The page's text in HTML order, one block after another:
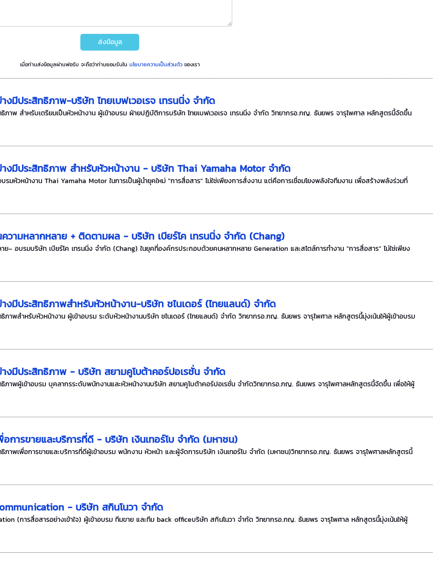
ส่งข้อมูล
เมื่อท่านส่งข้อมูลผ่านฟอร์ม จะถือว่าท่านยอมรับใน นโยบายความเป็นส่วนตัวของเรา
มีประสิทธิภาพ-บริษัท ไทยเบฟเวอเรจ เทรนนิ่ง จำกัด
ภาพ สำหรับเตรียมเป็นหัวหน้างาน ผู้เข้าอบรม ฝ่ายปฏิบัติการบริษัท ไทยเบฟเวอเรจ เทรนนิ่ง จำกัด วิทยากรอ.ภญ. ธันยพร จารุไพศาล หลักสูตรนี้จัดขึ้น
งมีประสิทธิภาพ สำหรับหัวหน้างาน - บริษัท Thai Yamaha Motor จำกัด
มหัวหน้างาน Thai Yamaha Motor ในการเป็นผู้นำยุคใหม่ "การสื่อสาร" ไม่ใช่เพียงการสั่งงาน แต่คือการเชื่อมโยงพลังใจทีมงาน เพื่อสร้างพลังร่วมที่
วามหลากหลาย + ติดตามผล - บริษัท เบียร์โค เทรนนิ่ง จำกัด (Chang)
ย– อบรมบริษัท เบียร์โค เทรนนิ่ง จำกัด (Chang) ในยุคที่องค์กรประกอบด้วยคนหลากหลาย Generation และสไตล์การทำงาน “การสื่อสาร” ไม่ใช่เพียง
งมีประสิทธิภาพสำหรับหัวหน้างาน-บริษัท ชไนเดอร์ (ไทยแลนด์) จำกัด
ภาพสำหรับหัวหน้างาน ผู้เข้าอบรม ระดับหัวหน้างานบริษัท ชไนเดอร์ (ไทยแลนด์) จำกัด วิทยากรอ.ภญ. ธันยพร จารุไพศาล หลักสูตรนี้มุ่งเน้นให้ผู้เข้าอบรม
งมีประสิทธิภาพ - บริษัท สยามคูโบต้าคอร์ปอเรชั่น จำกัด
ภาพผู้เข้าอบรม บุคลากรระดับพนักงานและหัวหน้างานบริษัท สยามคูโบต้าคอร์ปอเรชั่น จำกัดวิทยากรอ.ภญ. ธันยพร จารุไพศาลหลักสูตรนี้จัดขึ้น เพื่อให้ผู้
การขายและบริการที่ดี - บริษัท เงินเทอร์โบ จำกัด (มหาชน)
ภาพเพื่อการขายและบริการที่ดีผู้เข้าอบรม พนักงาน หัวหน้า และผู้จัดการบริษัท เงินเทอร์โบ จำกัด (มหาชน)วิทยากรอ.ภญ. ธันยพร จารุไพศาลหลักสูตรนี้
- บริษัท สกินโนวา จำกัด
(การสื่อสารอย่างเข้าใจ) ผู้เข้าอบรม ทีมขาย และทีม back officeบริษัท สกินโนวา จำกัด วิทยากรอ.ภญ. ธันยพร จารุไพศาล หลักสูตรนี้มุ่งเน้นให้ผู้